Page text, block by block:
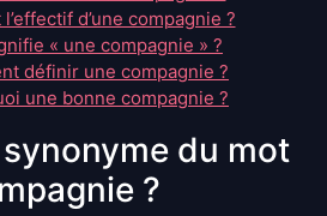
d’une compagnie ?
« une compagnie » ?
définir une compagnie ?
une bonne compagnie ?
du mot
?